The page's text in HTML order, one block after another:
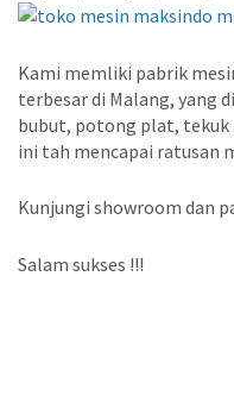
Kami memliki pabrik
terbesar di Malang, yang
bubut, potong plat, tekuk
ini tah mencapai ratusan
Kunjungi showroom dan
Salam sukses !!!